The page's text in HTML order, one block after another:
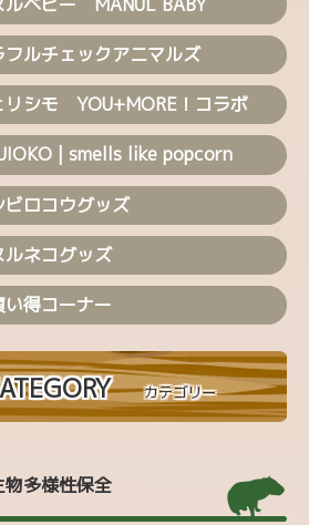
フルチェックアニマルズ
リシモ YOU+MORE！コラボ
| smells like popcorn
ビロコウグッズ
ルネコグッズ
い得コーナー
カテゴリー
物多様性保全